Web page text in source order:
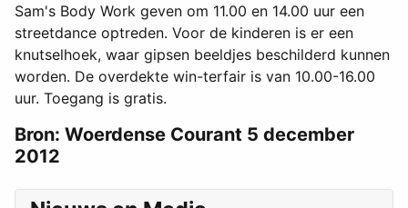
Sam's Body Work geven om 11.00 en 14.00 uur een
streetdance optreden. Voor de kinderen is er een
knutselhoek, waar gipsen beeldjes beschilderd kunnen
worden. De overdekte win-terfair is van 10.00-16.00
uur. Toegang is gratis.
Bron: Woerdense Courant 5 december
2012